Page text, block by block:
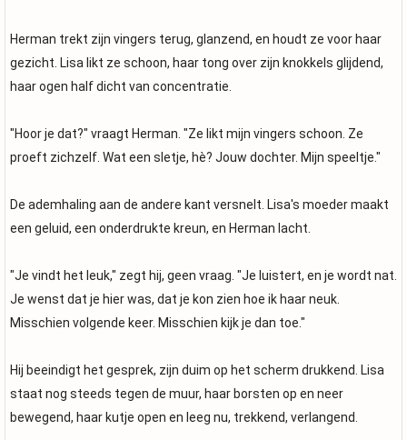
Herman trekt zijn vingers terug, glanzend, en houdt ze voor haar
gezicht. Lisa likt ze schoon, haar tong over zijn knokkels glijdend,
haar ogen half dicht van concentratie.
"Hoor je dat?" vraagt Herman. "Ze likt mijn vingers schoon. Ze
proeft zichzelf. Wat een sletje, hè? Jouw dochter. Mijn speeltje."
De ademhaling aan de andere kant versnelt. Lisa's moeder maakt
een geluid, een onderdrukte kreun, en Herman lacht.
"Je vindt het leuk," zegt hij, geen vraag. "Je luistert, en je wordt nat.
Je wenst dat je hier was, dat je kon zien hoe ik haar neuk.
Misschien volgende keer. Misschien kijk je dan toe."
Hij beeindigt het gesprek, zijn duim op het scherm drukkend. Lisa
staat nog steeds tegen de muur, haar borsten op en neer
bewegend, haar kutje open en leeg nu, trekkend, verlangend.